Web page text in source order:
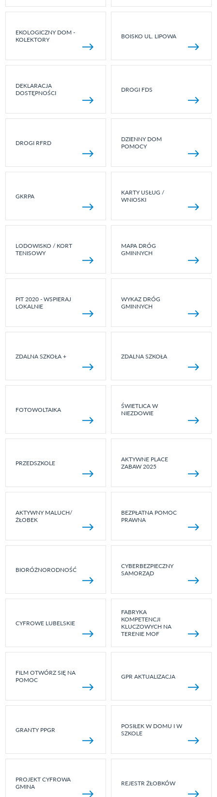
EKOLOGICZNY DOM -
KOLEKTORY
BOISKO UL. LIPOWA
DEKLARACJA
DOSTĘPNOŚCI
DROGI FDS
DROGI RFRD
DZIENNY DOM
POMOCY
GKRPA
KARTY USŁUG /
WNIOSKI
LODOWISKO / KORT
TENISOWY
MAPA DRÓG
GMINNYCH
PIT 2020 - WSPIERAJ
LOKALNIE
WYKAZ DRÓG
GMINNYCH
ZDALNA SZKOŁA + ZDALNA SZKOŁA
FOTOWOLTAIKA
ŚWIETLICA W
NIEZDOWIE
PRZEDSZKOLE
AKTYWNE PLACE
ZABAW 2025
AKTYWNY MALUCH/
ŻŁOBEK
BEZPŁATNA POMOC
PRAWNA
BIORÓŻNORODNOŚĆ
CYBERBEZPIECZNY
SAMORZĄD
CYFROWE LUBELSKIE
FABRYKA
KOMPETENCJI
KLUCZOWYCH NA
TERENIE MOF
FILM OTWÓRZ SIĘ NA
POMOC
GPR AKTUALIZACJA
GRANTY PPGR
POSIŁEK W DOMU I W
SZKOLE
PROJEKT CYFROWA
GMINA
REJESTR ŻŁOBKÓW